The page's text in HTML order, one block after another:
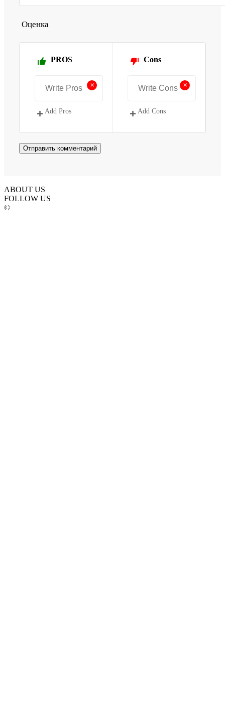
Оценка
PROS
+
Add Pros
Cons
+
Add Cons
ABOUT US
FOLLOW US
©